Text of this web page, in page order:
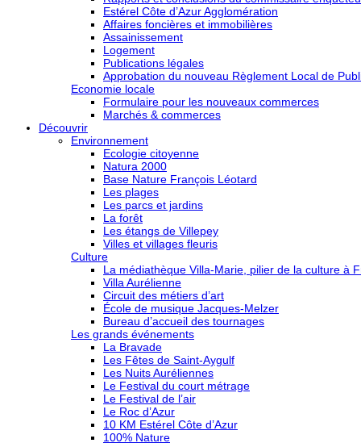
Estérel Côte d’Azur Agglomération
Affaires foncières et immobilières
Assainissement
Logement
Publications légales
Approbation du nouveau Règlement Local de
Economie locale
Formulaire pour les nouveaux commerces
Marchés & commerces
Découvrir
Environnement
Ecologie citoyenne
Natura 2000
Base Nature François Léotard
Les plages
Les parcs et jardins
La forêt
Les étangs de Villepey
Villes et villages fleuris
Culture
La médiathèque Villa-Marie, pilier de la culture à
Villa Aurélienne
Circuit des métiers d’art
École de musique Jacques-Melzer
Bureau d’accueil des tournages
Les grands événements
La Bravade
Les Fêtes de Saint-Aygulf
Les Nuits Auréliennes
Le Festival du court métrage
Le Festival de l’air
Le Roc d’Azur
10 KM Estérel Côte d’Azur
100% Nature